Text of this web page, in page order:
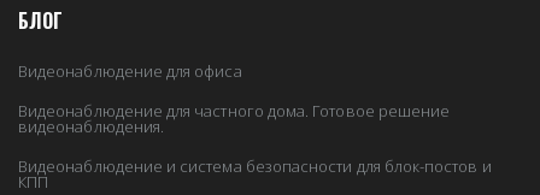
БЛОГ
Видеонаблюдение для офиса
Видеонаблюдение для частного дома. Готовое решение
видеонаблюдения.
Видеонаблюдение и система безопасности для блок-постов и
КПП